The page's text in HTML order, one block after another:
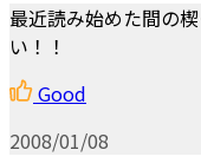
最近読み始めた間の
い！！
Good
2008/01/08